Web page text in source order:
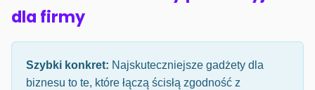
dla firmy
Szybki konkret: Najskuteczniejsze gadżety dla
biznesu to te, które łączą ścisłą zgodność z